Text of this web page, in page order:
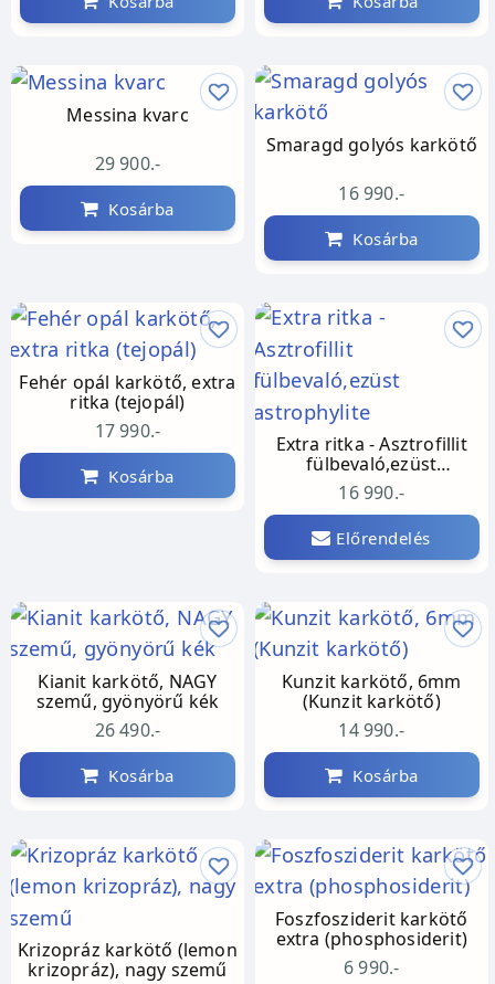
Messina kvarc
29 900.-
Kosárba
Smaragd golyós karkötő
16 990.-
Kosárba
Fehér opál karkötő, extra
ritka (tejopál)
17 990.-
Kosárba
Extra ritka - Asztrofillit
fülbevaló,ezüst
astrophylite
16 990.-
Előrendelés
Kianit karkötő, NAGY
szemű, gyönyörű kék
26 490.-
Kosárba
Kunzit karkötő, 6mm
(Kunzit karkötő)
14 990.-
Kosárba
Krizopráz karkötő (lemon
krizopráz), nagy szemű
Foszfosziderit karkötő
extra (phosphosiderit)
6 990.-